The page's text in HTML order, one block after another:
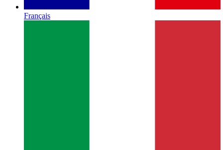
Français